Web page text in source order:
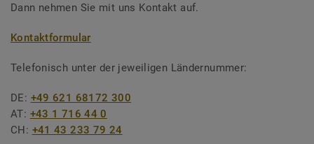
Dann nehmen Sie mit uns Kontakt auf.
Kontaktformular
Telefonisch unter der jeweiligen Ländernummer:
DE: +49 621 68172 300
AT: +43 1 716 44 0
CH: +41 43 233 79 24